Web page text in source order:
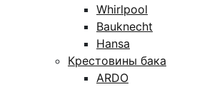
Whirlpool
Bauknecht
Hansa
Крестовины бака
ARDO